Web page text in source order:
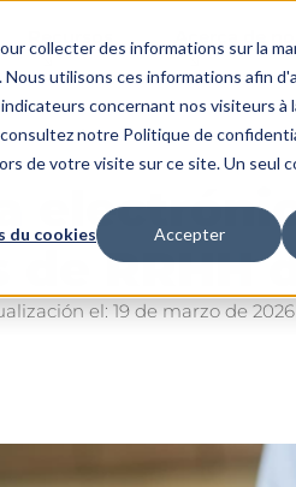
collecter des informations sur la
utilisons ces informations afin
concernant nos visiteurs à
notre Politique de
de votre visite sur ce site. Un seul
du cookies Accepter
Recursos Acerca de
de la formación
de
el: 19 de marzo de